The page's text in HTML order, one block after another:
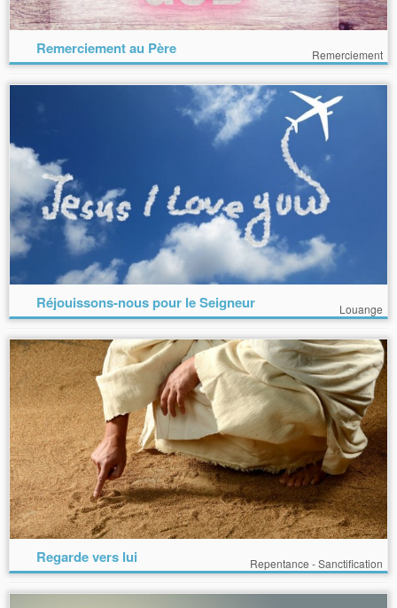
Remerciement au Père Remerciement
Réjouissons-nous pour le Seigneur Louange
Regarde vers lui Repentance - Sanctification